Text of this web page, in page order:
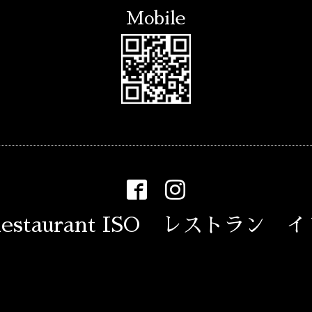
Mobile
ISO レストラン イ